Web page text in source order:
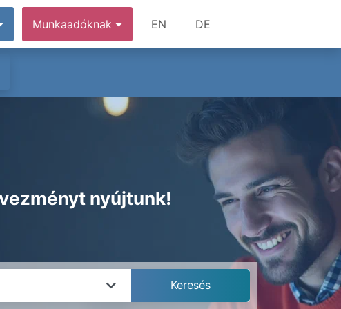
Munkaadóknak EN DE
nyújtunk!